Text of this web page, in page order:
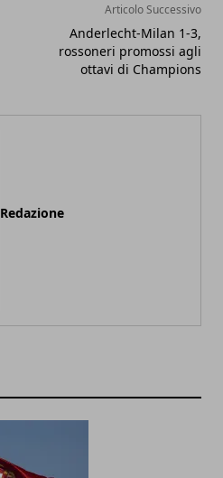
Articolo Successivo
Anderlecht-Milan 1-3,
rossoneri promossi agli
ottavi di Champions
Redazione